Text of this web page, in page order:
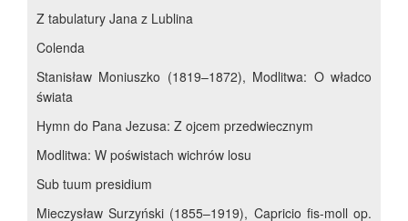
Z tabulatury Jana z Lublina
Colenda
Stanisław Moniuszko (1819–1872), Modlitwa: O władco
świata
Hymn do Pana Jezusa: Z ojcem przedwiecznym
Modlitwa: W poświstach wichrów losu
Sub tuum presidium
Mieczysław Surzyński (1855–1919), Capricio fis-moll op.